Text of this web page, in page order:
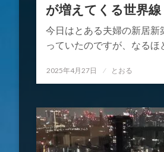
が増えてくる世界線
今日はとある夫婦の新居新
っていたのですが、なる
投
日:
2025年4月27日 とおる